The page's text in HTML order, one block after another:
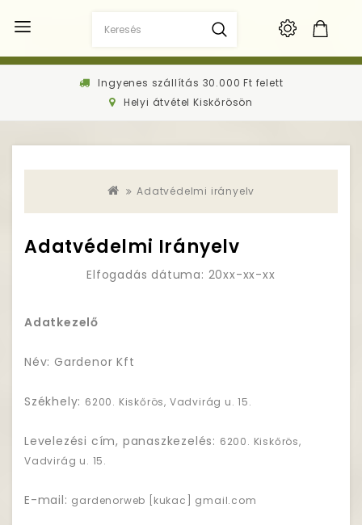
Ingyenes szállítás 30.000 Ft felett
Helyi átvétel Kiskőrösön
Adatvédelmi irányelv
Adatvédelmi Irányelv
Elfogadás dátuma: 20xx-xx-xx
Adatkezelő
Név: Gardenor Kft
Székhely: 6200. Kiskőrös, Vadvirág u. 15.
Levelezési cím, panaszkezelés: 6200. Kiskőrös,
Vadvirág u. 15.
E-mail: gardenorweb [kukac] gmail.com